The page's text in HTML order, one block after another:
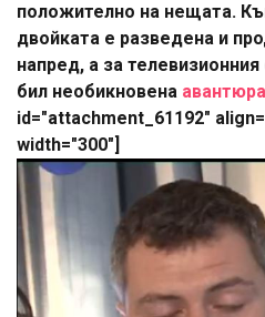
положително на нещата.
двойката е разведена и
напред, а за
бил необикновена авантюра
id="attachment_61192"
width="300"]